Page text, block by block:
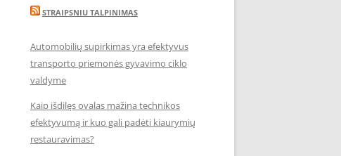
STRAIPSNIU TALPINIMAS
Automobilių supirkimas yra efektyvus
transporto priemonės gyvavimo ciklo
valdyme
Kaip išdilęs ovalas mažina technikos
efektyvumą ir kuo gali padėti kiaurymių
restauravimas?